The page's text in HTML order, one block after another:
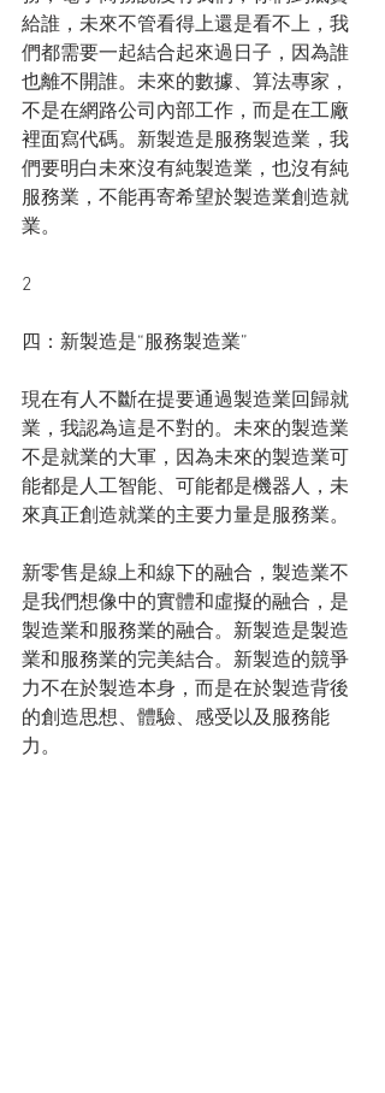
給誰，未來不管看得上還是看不上，我
們都需要一起結合起來過日子，因為誰
也離不開誰。未來的數據、算法專家，
不是在網路公司內部工作，而是在工廠
裡面寫代碼。新製造是服務製造業，我
們要明白未來沒有純製造業，也沒有純
服務業，不能再寄希望於製造業創造就
業。
2
四：新製造是“服務製造業”
現在有人不斷在提要通過製造業回歸就
業，我認為這是不對的。未來的製造業
不是就業的大軍，因為未來的製造業可
能都是人工智能、可能都是機器人，未
來真正創造就業的主要力量是服務業。
新零售是線上和線下的融合，製造業不
是我們想像中的實體和虛擬的融合，是
製造業和服務業的融合。新製造是製造
業和服務業的完美結合。新製造的競爭
力不在於製造本身，而是在於製造背後
的創造思想、體驗、感受以及服務能
力。